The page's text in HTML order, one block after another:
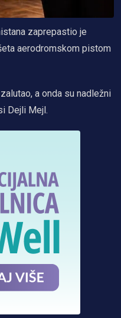
zaprepastio je
aerodromskom pistom
a onda su nadležni
Dejli Mejl.